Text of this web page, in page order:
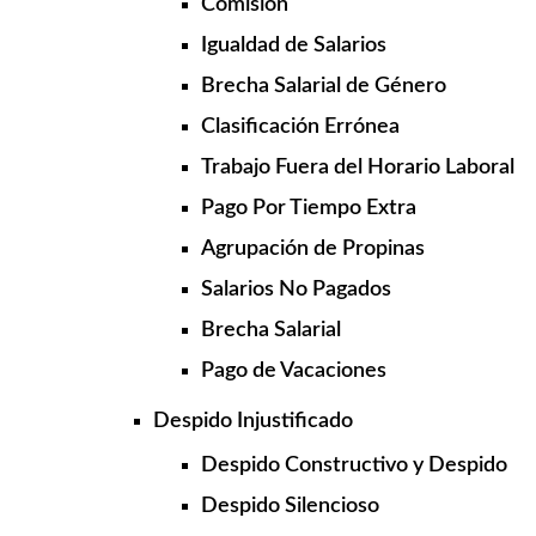
Comisión
Igualdad de Salarios
Brecha Salarial de Género
Clasificación Errónea
Trabajo Fuera del Horario Laboral
Pago Por Tiempo Extra
Agrupación de Propinas
Salarios No Pagados
Brecha Salarial
Pago de Vacaciones
Despido Injustificado
Despido Constructivo y Despido
Despido Silencioso